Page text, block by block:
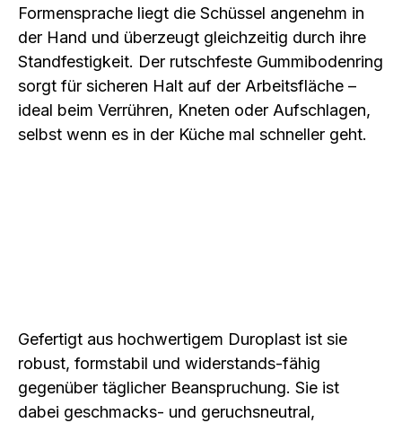
Formensprache liegt die Schüssel angenehm in
der Hand und überzeugt gleichzeitig durch ihre
Standfestigkeit. Der rutschfeste Gummibodenring
sorgt für sicheren Halt auf der Arbeitsfläche –
ideal beim Verrühren, Kneten oder Aufschlagen,
selbst wenn es in der Küche mal schneller geht.
Gefertigt aus hochwertigem Duroplast ist sie
robust, formstabil und widerstands-fähig
gegenüber täglicher Beanspruchung. Sie ist
dabei geschmacks- und geruchsneutral,